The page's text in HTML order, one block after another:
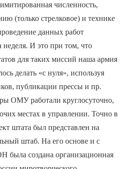
численность,
(только стрелковое) и технике
данных работ
неделя. И это при том, что
для таких миссий наша армия
делать «с нуля», используя
публикации прессы и пр.
ОМУ работали круглосуточно,
местах в управлении. Точно в
штата был представлен на
штаб. На его основе и с
была создана организационная